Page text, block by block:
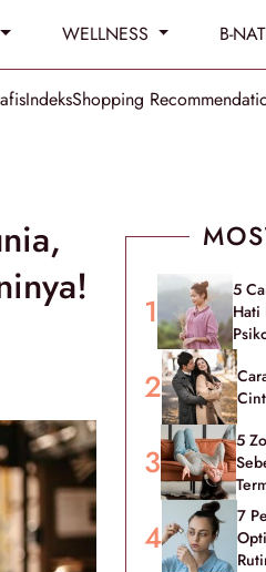
WELLNESS B-
IndeksShopping
5
Hati
5
7